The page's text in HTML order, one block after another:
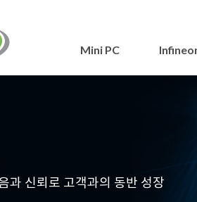
Mini PC
과 신뢰로 고객과의 동반 성장